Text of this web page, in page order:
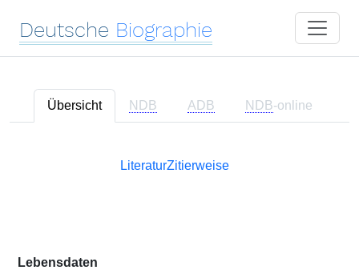
Deutsche Biographie
Übersicht NDB ADB NDB-online
LiteraturZitierweise
Lebensdaten